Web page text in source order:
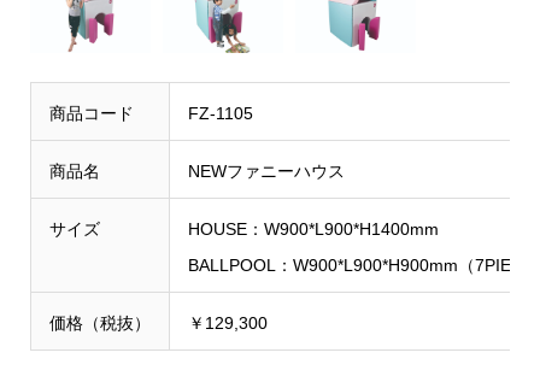
商品コード FZ-1105
商品名 NEWファニーハウス
サイズ
HOUSE：W900*L900*H1400mm
BALLPOOL：W900*L900*H900mm（7PIECE
価格（税抜） ￥129,300